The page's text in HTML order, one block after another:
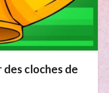
des cloches de